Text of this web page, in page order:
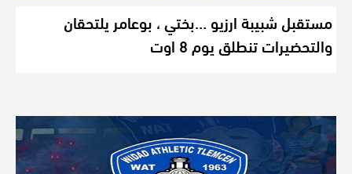
مستقبل شبيبة ارزيو …بختي ، بوعامر يلتحقان
والتحضيرات تنطلق يوم 8 اوت